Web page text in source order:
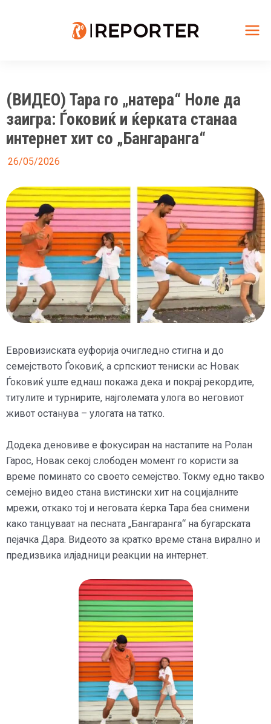
(ВИДЕО) Тара го „натера“ Ноле да
заигра: Ѓоковиќ и ќерката станаа
интернет хит со „Бангаранга“
26/05/2026
Евровизиската еуфорија очигледно стигна и до
семејството Ѓоковиќ, а српскиот тениски ас Новак
Ѓоковиќ уште еднаш покажа дека и покрај рекордите,
титулите и турнирите, најголемата улога во неговиот
живот останува – улогата на татко.
Додека деновиве е фокусиран на настапите на Ролан
Гарос, Новак секој слободен момент го користи за
време поминато со своето семејство. Токму едно такво
семејно видео стана вистински хит на социјалните
мрежи, откако тој и неговата ќерка Тара беа снимени
како танцуваат на песната „Бангаранга“ на бугарската
пејачка Дара. Видеото за кратко време стана вирално и
предизвика илјадници реакции на интернет.